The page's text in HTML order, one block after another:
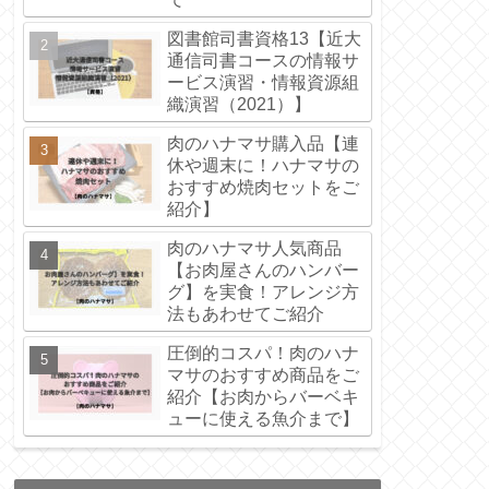
図書館司書資格13【近大
通信司書コースの情報サ
ービス演習・情報資源組
織演習（2021）】
肉のハナマサ購入品【連
休や週末に！ハナマサの
おすすめ焼肉セットをご
紹介】
肉のハナマサ人気商品
【お肉屋さんのハンバー
グ】を実食！アレンジ方
法もあわせてご紹介
圧倒的コスパ！肉のハナ
マサのおすすめ商品をご
紹介【お肉からバーベキ
ューに使える魚介まで】